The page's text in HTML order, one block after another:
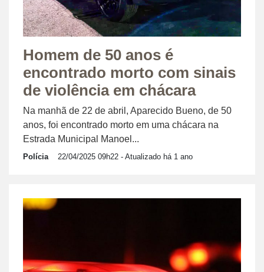
Homem de 50 anos é
encontrado morto com sinais
de violência em chácara
Na manhã de 22 de abril, Aparecido Bueno, de 50
anos, foi encontrado morto em uma chácara na
Estrada Municipal Manoel...
Polícia 22/04/2025 09h22 - Atualizado há 1 ano